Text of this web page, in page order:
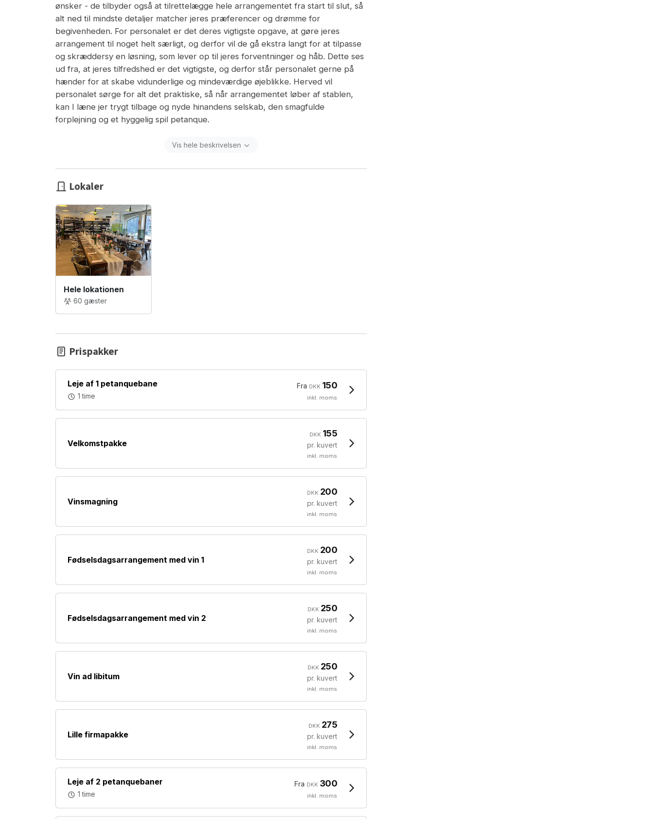
ønsker - de tilbyder også at tilrettelægge hele arrangementet fra start til slut, så
alt ned til mindste detaljer matcher jeres præferencer og drømme for
begivenheden. For personalet er det deres vigtigste opgave, at gøre jeres
arrangement til noget helt særligt, og derfor vil de gå ekstra langt for at tilpasse
og skræddersy en løsning, som lever op til jeres forventninger og håb. Dette ses
ud fra, at jeres tilfredshed er det vigtigste, og derfor står personalet gerne på
hænder for at skabe vidunderlige og mindeværdige øjeblikke. Herved vil
personalet sørge for alt det praktiske, så når arrangementet løber af stablen,
kan I læne jer trygt tilbage og nyde hinandens selskab, den smagfulde
forplejning og et hyggelig spil petanque.
Vis hele beskrivelsen
Lokaler
Hele lokationen
60 gæster
Prispakker
Leje af 1 petanquebane
1 time
Fra DKK 150
inkl. moms
Velkomstpakke
DKK 155
pr. kuvert
inkl. moms
Vinsmagning
DKK 200
pr. kuvert
inkl. moms
Fødselsdagsarrangement med vin 1
DKK 200
pr. kuvert
inkl. moms
Fødselsdagsarrangement med vin 2
DKK 250
pr. kuvert
inkl. moms
Vin ad libitum
DKK 250
pr. kuvert
inkl. moms
Lille firmapakke
DKK 275
pr. kuvert
inkl. moms
Leje af 2 petanquebaner
1 time
Fra DKK 300
inkl. moms